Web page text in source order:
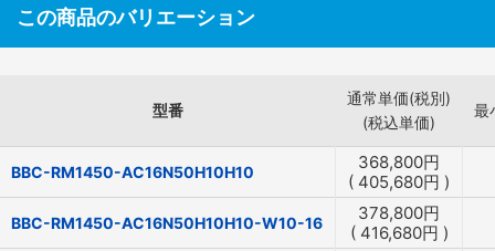
この商品のバリエーション
型番
通常単価(税別)
(税込単価)
最
BBC-RM1450-AC16N50H10H10 368,800円
( 405,680円 )
BBC-RM1450-AC16N50H10H10-W10-16 378,800円
( 416,680円 )